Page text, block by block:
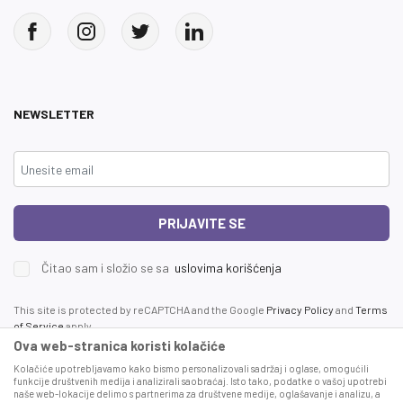
NEWSLETTER
PRIJAVITE SE
Čitao sam i složio se sa uslovima korišćenja
This site is protected by reCAPTCHA and the Google Privacy Policy and Terms
of Serviceapply.
Ova web-stranica koristi kolačiće
Kolačiće upotrebljavamo kako bismo personalizovali sadržaj i oglase, omogućili
funkcije društvenih medija i analizirali saobraćaj. Isto tako, podatke o vašoj upotrebi
naše web-lokacije delimo s partnerima za društvene medije, oglašavanje i analizu, a